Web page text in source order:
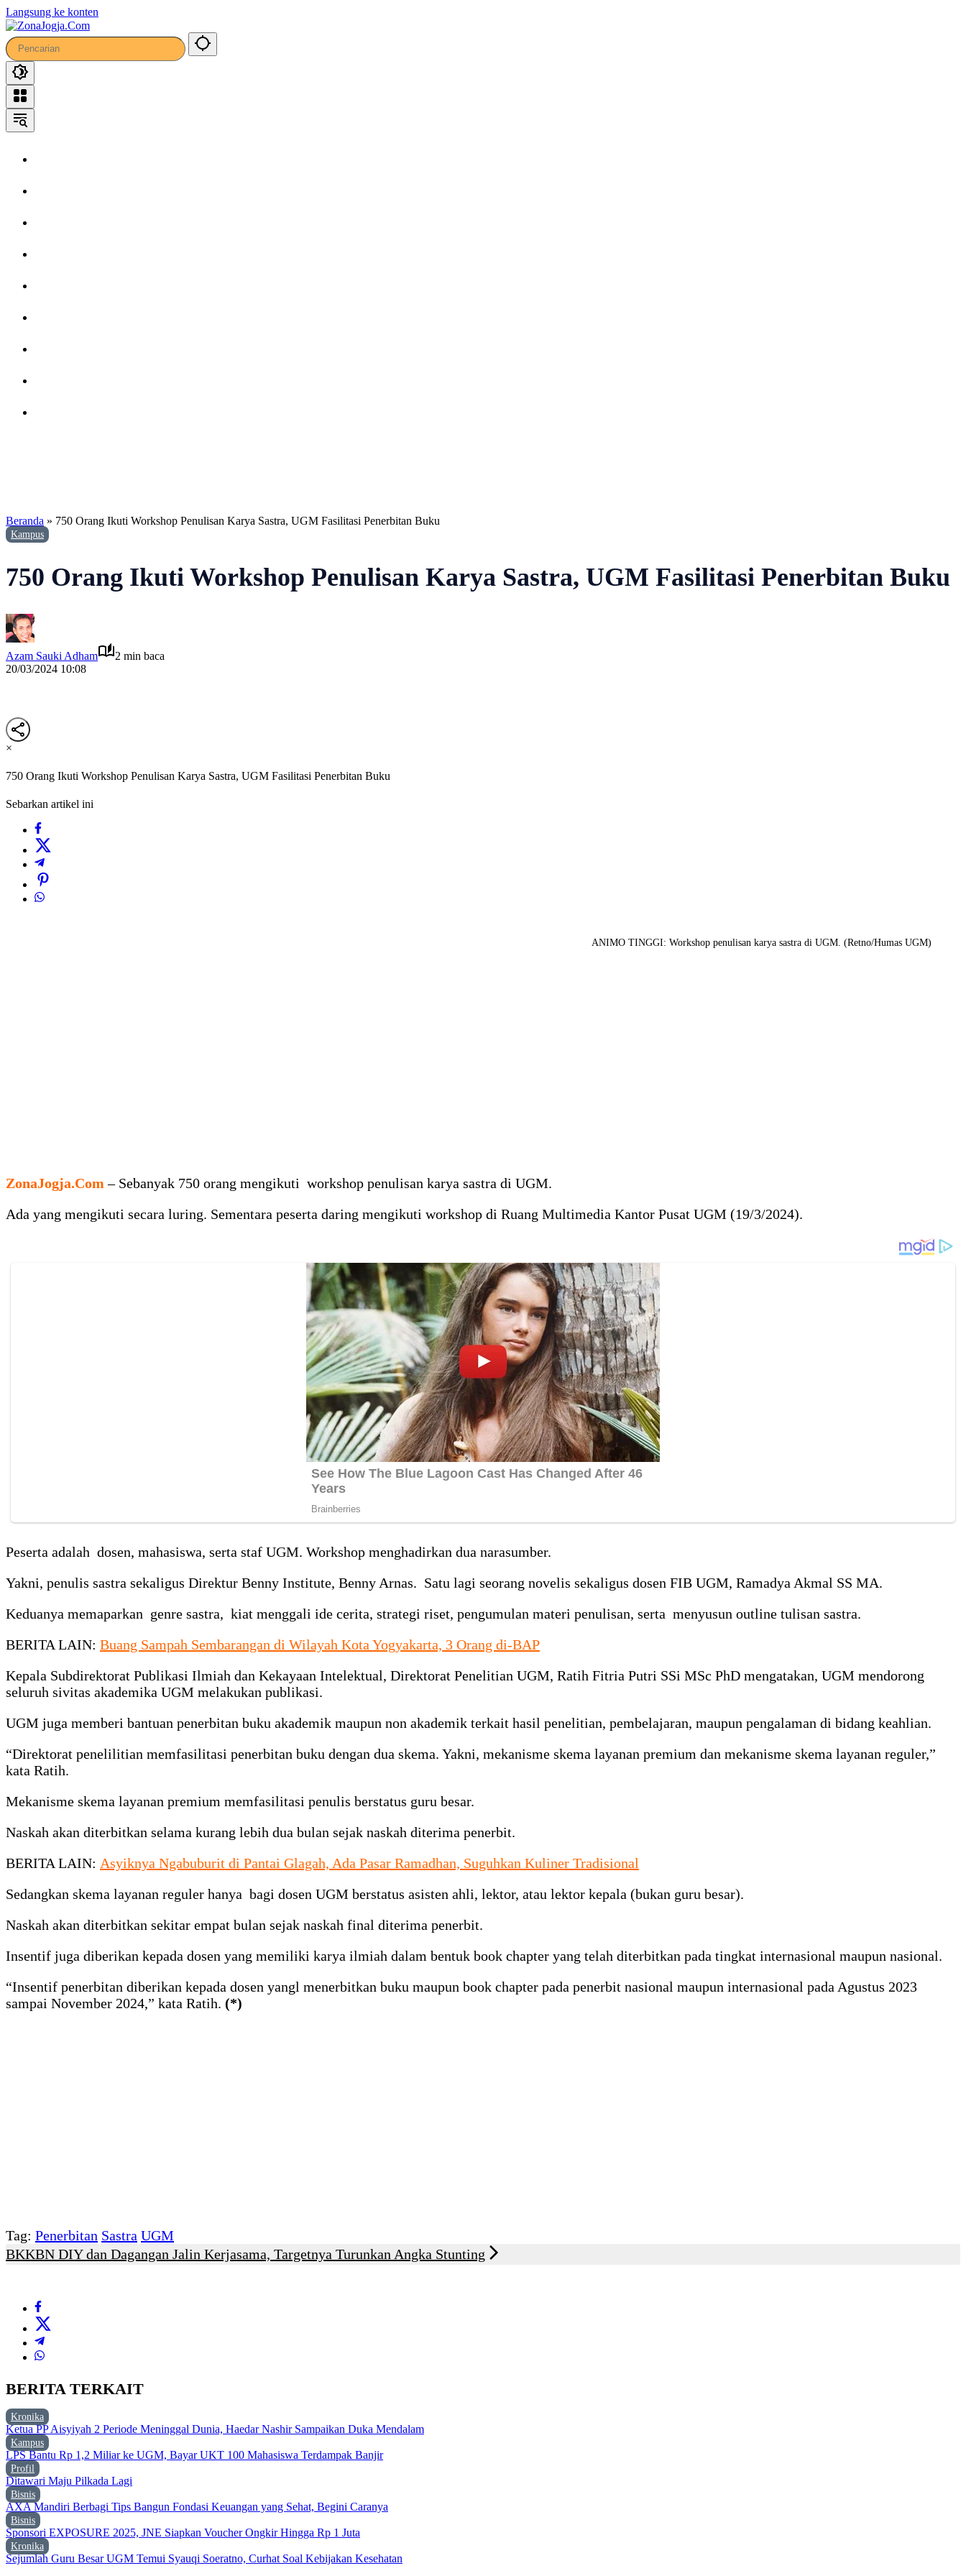
Langsung ke konten
Beranda » 750 Orang Ikuti Workshop Penulisan Karya Sastra, UGM Fasilitasi Penerbitan Buku
Kampus
750 Orang Ikuti Workshop Penulisan Karya Sastra, UGM Fasilitasi Penerbitan Buku
Azam Sauki Adham
2 min baca
20/03/2024 10:08
×
750 Orang Ikuti Workshop Penulisan Karya Sastra, UGM Fasilitasi Penerbitan Buku
Sebarkan artikel ini
ANIMO TINGGI: Workshop penulisan karya sastra di UGM. (Retno/Humas UGM)
ZonaJogja.Com – Sebanyak 750 orang mengikuti workshop penulisan karya sastra di UGM.
Ada yang mengikuti secara luring. Sementara peserta daring mengikuti workshop di Ruang Multimedia Kantor Pusat UGM (19/3/2024).
Peserta adalah dosen, mahasiswa, serta staf UGM. Workshop menghadirkan dua narasumber.
Yakni, penulis sastra sekaligus Direktur Benny Institute, Benny Arnas. Satu lagi seorang novelis sekaligus dosen FIB UGM, Ramadya Akmal SS MA.
Keduanya memaparkan genre sastra, kiat menggali ide cerita, strategi riset, pengumulan materi penulisan, serta menyusun outline tulisan sastra.
BERITA LAIN: Buang Sampah Sembarangan di Wilayah Kota Yogyakarta, 3 Orang di-BAP
Kepala Subdirektorat Publikasi Ilmiah dan Kekayaan Intelektual, Direktorat Penelitian UGM, Ratih Fitria Putri SSi MSc PhD mengatakan, UGM mendorong
seluruh sivitas akademika UGM melakukan publikasi.
UGM juga memberi bantuan penerbitan buku akademik maupun non akademik terkait hasil penelitian, pembelajaran, maupun pengalaman di bidang keahlian.
“Direktorat penelilitian memfasilitasi penerbitan buku dengan dua skema. Yakni, mekanisme skema layanan premium dan mekanisme skema layanan reguler,”
kata Ratih.
Mekanisme skema layanan premium memfasilitasi penulis berstatus guru besar.
Naskah akan diterbitkan selama kurang lebih dua bulan sejak naskah diterima penerbit.
BERITA LAIN: Asyiknya Ngabuburit di Pantai Glagah, Ada Pasar Ramadhan, Suguhkan Kuliner Tradisional
Sedangkan skema layanan reguler hanya bagi dosen UGM berstatus asisten ahli, lektor, atau lektor kepala (bukan guru besar).
Naskah akan diterbitkan sekitar empat bulan sejak naskah final diterima penerbit.
Insentif juga diberikan kepada dosen yang memiliki karya ilmiah dalam bentuk book chapter yang telah diterbitkan pada tingkat internasional maupun nasional.
“Insentif penerbitan diberikan kepada dosen yangl menerbitkan buku maupun book chapter pada penerbit nasional maupun internasional pada Agustus 2023
sampai November 2024,” kata Ratih. (*)
Tag: Penerbitan Sastra UGM
BKKBN DIY dan Dagangan Jalin Kerjasama, Targetnya Turunkan Angka Stunting
BERITA TERKAIT
Kronika
Ketua PP Aisyiyah 2 Periode Meninggal Dunia, Haedar Nashir Sampaikan Duka Mendalam
Kampus
LPS Bantu Rp 1,2 Miliar ke UGM, Bayar UKT 100 Mahasiswa Terdampak Banjir
Profil
Ditawari Maju Pilkada Lagi
Bisnis
AXA Mandiri Berbagi Tips Bangun Fondasi Keuangan yang Sehat, Begini Caranya
Bisnis
Sponsori EXPOSURE 2025, JNE Siapkan Voucher Ongkir Hingga Rp 1 Juta
Kronika
Sejumlah Guru Besar UGM Temui Syauqi Soeratno, Curhat Soal Kebijakan Kesehatan